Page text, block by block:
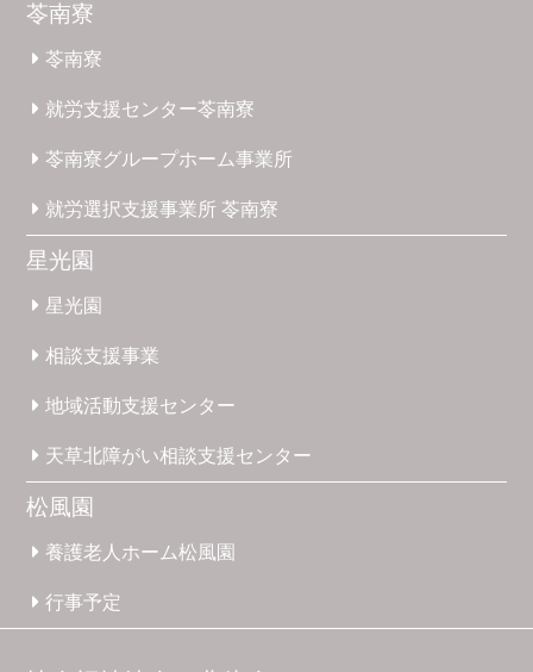
苓南寮
苓南寮
就労支援センター苓南寮
苓南寮グループホーム事業所
就労選択支援事業所苓南寮
星光園
星光園
相談支援事業
地域活動支援センター
天草北障がい相談支援センター
松風園
養護老人ホーム松風園
行事予定